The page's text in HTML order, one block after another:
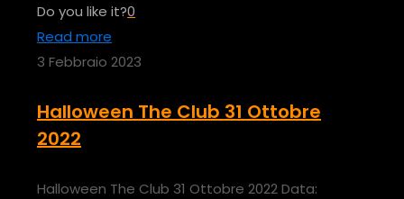
Do you like it?0
Read more
3 Febbraio 2023
Halloween The Club 31 Ottobre
2022
Halloween The Club 31 Ottobre 2022 Data: